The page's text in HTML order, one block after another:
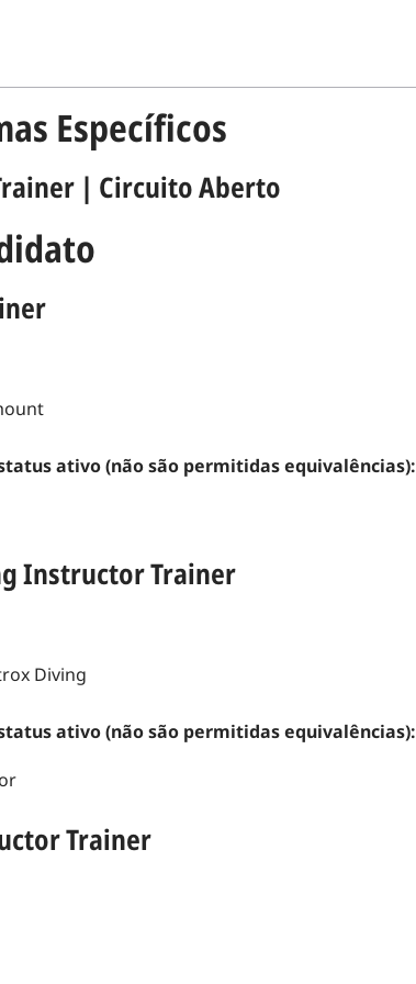
Específicos
| Circuito Aberto
ativo (não são permitidas equivalências):
Instructor Trainer
Diving
ativo (não são permitidas equivalências):
Trainer